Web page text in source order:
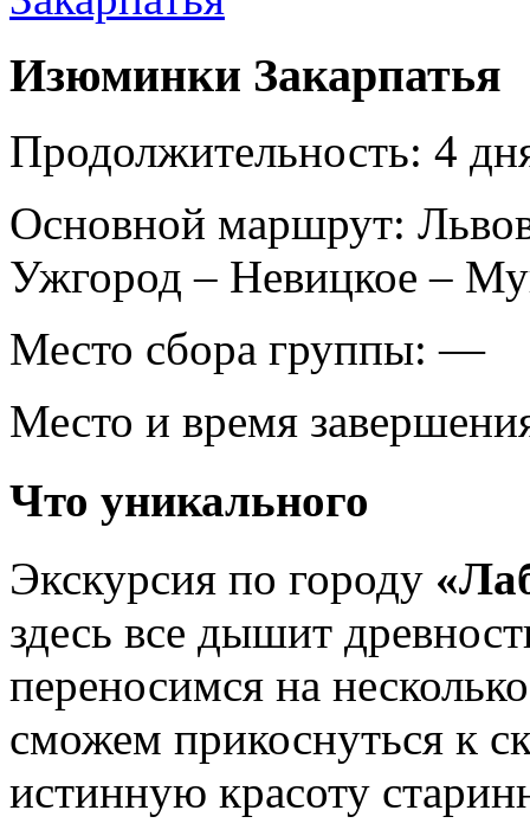
Изюминки Закарпатья
Продолжительность: 4
Основной маршрут:
Ужгород – Невицкое –
Место сбора группы: —
Место и время
Что уникального
Экскурсия по городу
здесь все дышит
переносимся на
сможем прикоснуться к
истинную красоту